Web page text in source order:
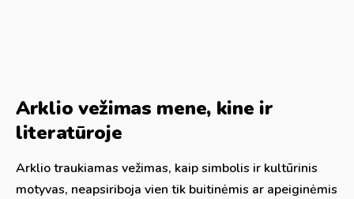
Arklio vežimas mene, kine ir
literatūroje
Arklio traukiamas vežimas, kaip simbolis ir kultūrinis
motyvas, neapsiriboja vien tik buitinėmis ar apeiginėmis